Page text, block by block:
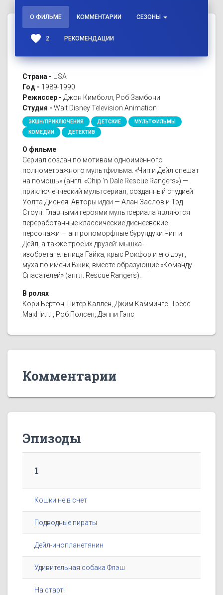
О ФИЛЬМЕ КОММЕНТАРИИ СЕЗОНЫ
favorite 2 РЕКОМЕНДАЦИИ
Страна - USA
Год - 1989-1990
Режиссер - Джон Кимболл, Роб Замбони
Студия - Walt Disney Television Animation
ЭКШН/ПРИКЛЮЧЕНИЯ ДЕТСКИЕ
МУЛЬТФИЛЬМЫ
КОМЕДИИ
ДЕТЕКТИВ
О фильме
Сериал создан по мотивам одноимённого
полнометражного мультфильма. «Чип и Дейл спешат
на помощь» (англ. «Chip 'n Dale Rescue Rangers») —
приключенческий мультсериал, созданный студией
Уолта Диснея. Авторы идеи — Алан Заслов и Тэд
Стоун. Главными героями мультсериала являются
переработанные классические диснеевские
персонажи — антропоморфные бурундуки Чип и
Дейл, а также трое их друзей: мышка-
изобретательница Гайка, крыс Рокфор и его друг,
муха по имени Вжик, вместе образующие «Команду
Спасателей» (англ. Rescue Rangers).
В ролях
Кори Бёртон, Питер Каллен, Джим Каммингс, Тресс
МакНилл, Роб Полсен, Дэнни Гэнс
Комментарии
Эпизоды
1
Кошки не в счет
Подводные пираты
Дейл-инопланетянин
Удивительная собака Флэш
На старт!